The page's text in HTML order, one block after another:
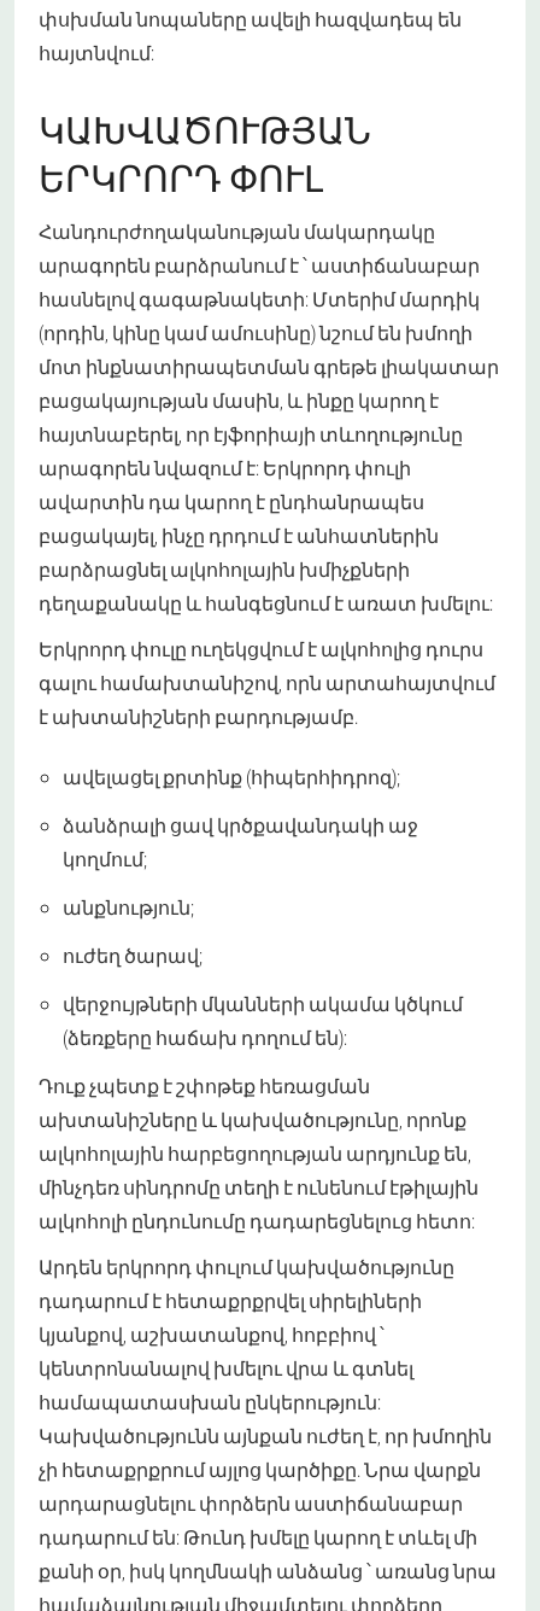
փսխման նոպաները ավելի հազվադեպ են
հայտնվում:
ԿԱԽՎԱԾՈՒԹՅԱՆ
ԵՐԿՐՈՐԴ ՓՈՒԼ
Հանդուրժողականության մակարդակը
արագորեն բարձրանում է ՝ աստիճանաբար
հասնելով գագաթնակետի: Մտերիմ մարդիկ
(որդին, կինը կամ ամուսինը) նշում են խմողի
մոտ ինքնատիրապետման գրեթե լիակատար
բացակայության մասին, և ինքը կարող է
հայտնաբերել, որ էյֆորիայի տևողությունը
արագորեն նվազում է: Երկրորդ փուլի
ավարտին դա կարող է ընդհանրապես
բացակայել, ինչը դրդում է անհատներին
բարձրացնել ալկոհոլային խմիչքների
դեղաքանակը և հանգեցնում է առատ խմելու:
Երկրորդ փուլը ուղեկցվում է ալկոհոլից դուրս
գալու համախտանիշով, որն արտահայտվում
է ախտանիշների բարդությամբ.
ավելացել քրտինք (հիպերհիդրոզ);
ձանձրալի ցավ կրծքավանդակի աջ
կողմում;
անքնություն;
ուժեղ ծարավ;
վերջույթների մկանների ակամա կծկում
(ձեռքերը հաճախ դողում են):
Դուք չպետք է շփոթեք հեռացման
ախտանիշները և կախվածությունը, որոնք
ալկոհոլային հարբեցողության արդյունք են,
մինչդեռ սինդրոմը տեղի է ունենում էթիլային
ալկոհոլի ընդունումը դադարեցնելուց հետո:
Արդեն երկրորդ փուլում կախվածությունը
դադարում է հետաքրքրվել սիրելիների
կյանքով, աշխատանքով, հոբբիով ՝
կենտրոնանալով խմելու վրա և գտնել
համապատասխան ընկերություն:
Կախվածությունն այնքան ուժեղ է, որ խմողին
չի հետաքրքրում այլոց կարծիքը. Նրա վարքն
արդարացնելու փորձերն աստիճանաբար
դադարում են: Թունդ խմելը կարող է տևել մի
քանի օր, իսկ կողմնակի անձանց ՝ առանց նրա
համաձայնության միջամտելու փորձերը